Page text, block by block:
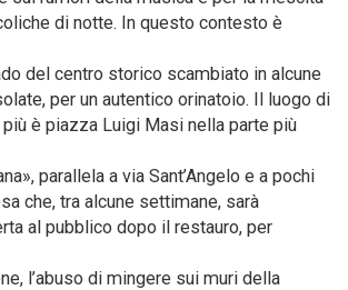
di notte. In questo contesto è
del centro storico scambiato in alcune
per un autentico orinatoio. Il luogo di
è piazza Luigi Masi nella parte più
parallela a via Sant’Angelo e a pochi
che, tra alcune settimane, sarà
al pubblico dopo il restauro, per
l’abuso di mingere sui muri della